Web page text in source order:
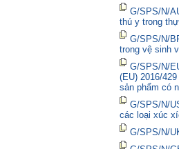
G/SPS/N/
thú y trong
G/SPS/N/
trong vệ sinh
G/SPS/N/
(EU) 2016/
sản phẩm có
G/SPS/N/
các loại xúc
G/SPS/N/